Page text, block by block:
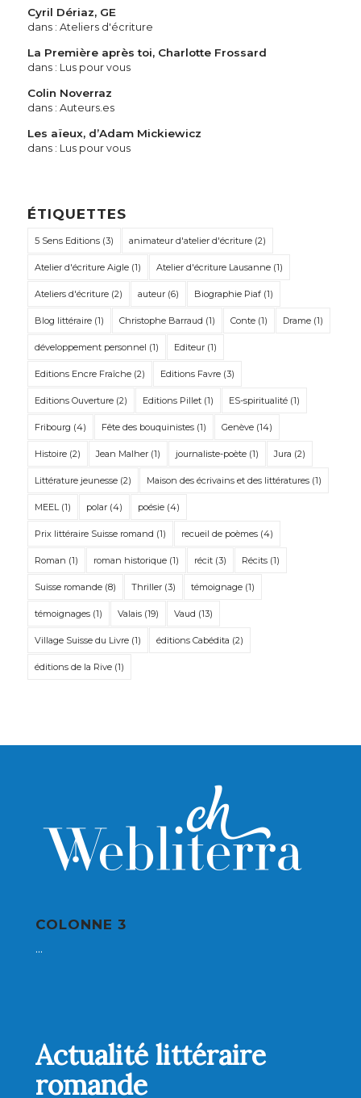
Cyril Dériaz, GE
dans : Ateliers d'écriture
La Première après toi, Charlotte Frossard
dans : Lus pour vous
Colin Noverraz
dans : Auteurs.es
Les aïeux, d’Adam Mickiewicz
dans : Lus pour vous
ÉTIQUETTES
5 Sens Editions(3) animateur d'atelier d'écriture(2)
Atelier d'écriture Aigle(1) Atelier d'écriture Lausanne(1)
Ateliers d'écriture(2) auteur(6) Biographie Piaf(1)
Blog littéraire(1) Christophe Barraud (1) Conte(1) Drame(1)
développement personnel (1) Editeur(1)
Editions Encre Fraîche(2) Editions Favre(3)
Editions Ouverture(2) Editions Pillet(1) ES-spiritualité(1)
Fribourg (4) Fête des bouquinistes(1) Genève(14)
Histoire(2) Jean Malher(1) journaliste-poète(1) Jura (2)
Littérature jeunesse(2) Maison des écrivains et des littératures(1)
MEEL (1) polar(4) poésie(4)
Prix littéraire Suisse romand (1) recueil de poèmes(4)
Roman (1) roman historique(1) récit(3) Récits(1)
Suisse romande(8) Thriller(3) témoignage(1)
témoignages(1) Valais(19) Vaud (13)
Village Suisse du Livre(1) éditions Cabédita (2)
éditions de la Rive(1)
COLONNE 3
...
Actualité littéraire
romande